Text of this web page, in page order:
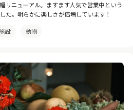
リニューアル。ますます人気で営業中という
た。明らかに楽しさが倍増しています！
設 動物